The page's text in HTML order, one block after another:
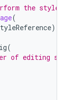
the style
(
),
(
of editing